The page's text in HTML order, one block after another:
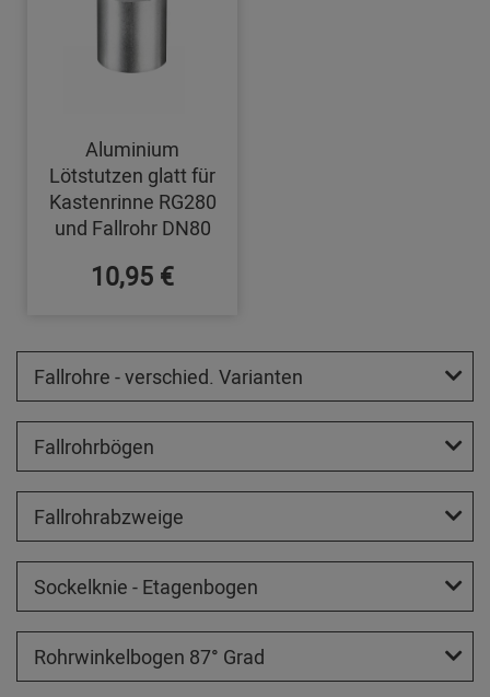
Aluminium
Lötstutzen glatt für
Kastenrinne RG280
und Fallrohr DN80
10,95 €
Fallrohre - verschied. Varianten
Fallrohrbögen
Fallrohrabzweige
Sockelknie - Etagenbogen
Rohrwinkelbogen 87° Grad